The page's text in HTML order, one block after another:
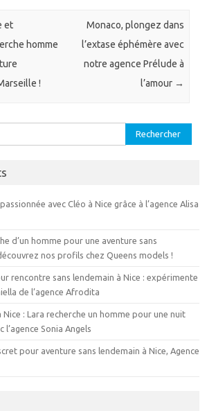
et
homme
!
Monaco, plongez dans
l’extase éphémère avec
notre agence Prélude à
l’amour →
avec Cléo à Nice grâce à l’agence Alisa
d’un homme pour une aventure sans
nos profils chez Queens models !
rencontre sans lendemain à Nice : expérimente
de l’agence Afrodita
: Lara recherche un homme pour une nuit
l’agence Sonia Angels
pour aventure sans lendemain à Nice, Agence